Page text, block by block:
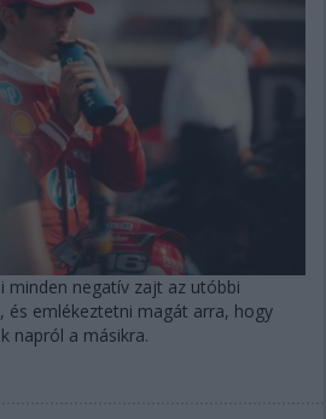
minden negatív zajt az utóbbi
és emlékeztetni magát arra, hogy
napról a másikra.